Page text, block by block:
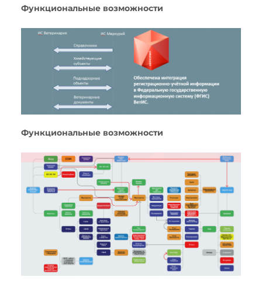
Функциональные возможности
Функциональные возможности